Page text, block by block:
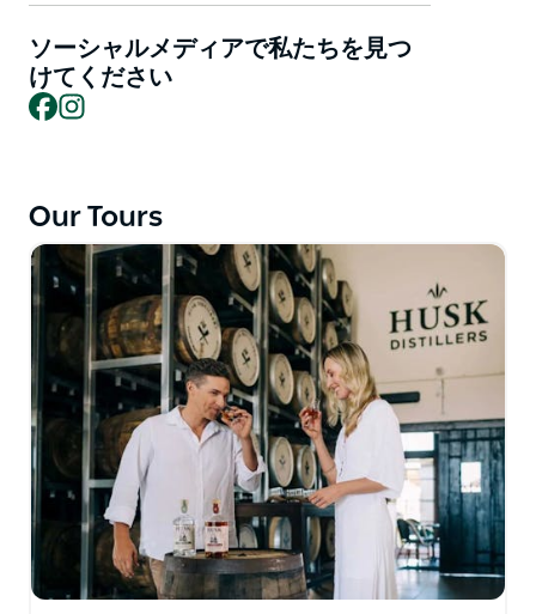
バイロンベイ、レノックス、バリナ、ゴールドコースト
からのアクセスが最も簡単で便利な場所の一つで、無料
駐車場も完備しています。
一般的な電動自転車レンタルに加え、マウント・エルサ
ド・ライドコースを2つ提供しています。これらのコー
静かな田舎道や熱帯雨林の景観を組み合わせたもので、
オプションで送迎サービスも利用できます。
Beyond Byron E Bikesは、高品質な機材とフレンドリー
なサービスで知られ、400件以上の5つ星レビューを獲
得しています。同社のレンタル車両には、ボッシュ製モ
ーターを搭載したドイツ製の高級電動アシスト自転車
FOCUSとKALKHOFFに加え、ヘルメット、ライト、ロ
ック、パニアバッグなどが揃っています。お子様用電動
アシスト自転車、ベビーシート、トレーラー、カーゴバ
イクもご用意しており、ご家族連れを含む幅広いライダ
ーのニーズにお応えします。
ソーシャルメディアで私たちを見つ
けてください
Facebook
Our Tours